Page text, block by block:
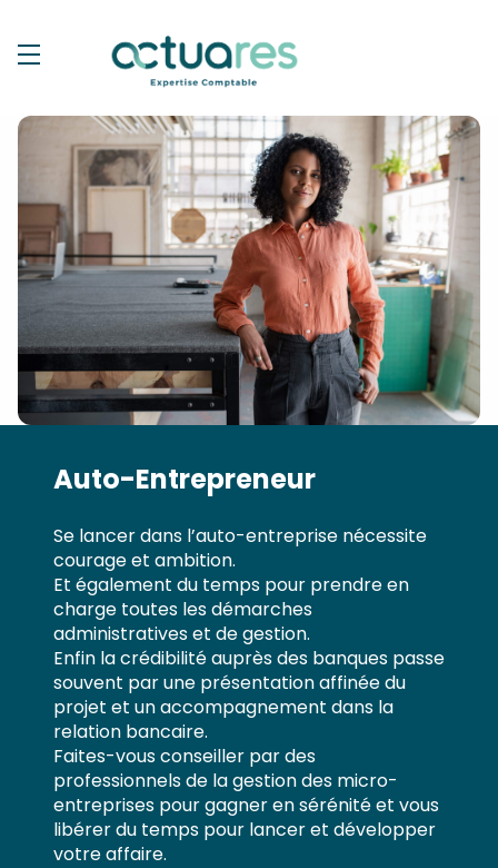
Auto-Entrepreneur
Se lancer dans l’auto-entreprise nécessite
courage et ambition.
Et également du temps pour prendre en
charge toutes les démarches
administratives et de gestion.
Enfin la crédibilité auprès des banques passe
souvent par une présentation affinée du
projet et un accompagnement dans la
relation bancaire.
Faites-vous conseiller par des
professionnels de la gestion des micro-
entreprises pour gagner en sérénité et vous
libérer du temps pour lancer et développer
votre affaire.